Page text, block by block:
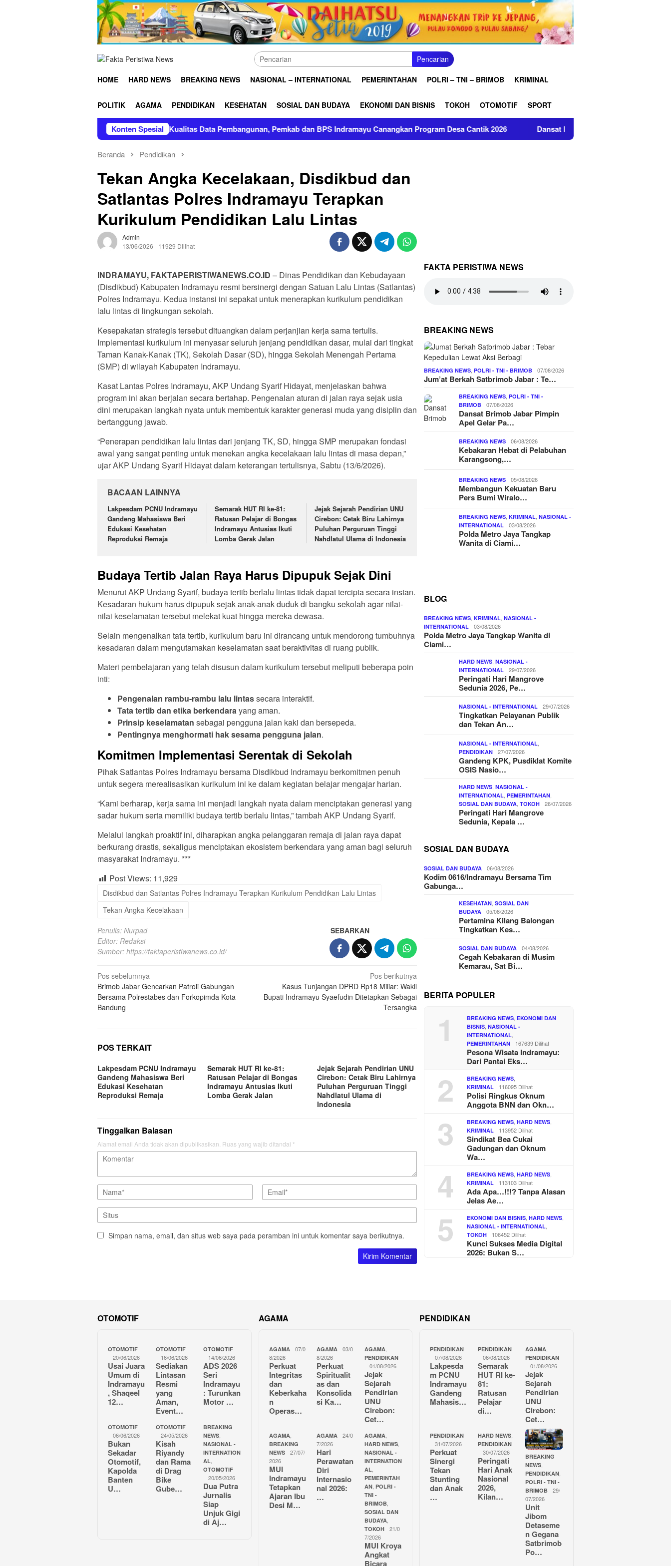
Pencarian
HOME HARD NEWS BREAKING NEWS NASIONAL – INTERNATIONAL PEMERINTAHAN POLRI – TNI – BRIMOB KRIMINAL
POLITIK AGAMA PENDIDIKAN KESEHATAN SOSIAL DAN BUDAYA EKONOMI DAN BISNIS TOKOH OTOMOTIF SPORT
Konten Spesial
Tingkatkan Kualitas Data Pembangunan, Pemkab dan BPS Indramayu Canangkan Program Desa Cantik 2026 Dansat Brimob Polda Jabar Amankan Nobar Final
Beranda Pendidikan
Tekan Angka Kecelakaan, Disdikbud dan
Satlantas Polres Indramayu Terapkan
Kurikulum Pendidikan Lalu Lintas
Admin
13/06/2026
11929 Dilihat
INDRAMAYU, FAKTAPERISTIWANEWS.CO.ID – Dinas Pendidikan dan Kebudayaan
(Disdikbud) Kabupaten Indramayu resmi bersinergi dengan Satuan Lalu Lintas (Satlantas)
Polres Indramayu. Kedua instansi ini sepakat untuk menerapkan kurikulum pendidikan
lalu lintas di lingkungan sekolah.
Kesepakatan strategis tersebut dituangkan dalam perjanjian kerja sama tertulis.
Implementasi kurikulum ini menyasar seluruh jenjang pendidikan dasar, mulai dari tingkat
Taman Kanak-Kanak (TK), Sekolah Dasar (SD), hingga Sekolah Menengah Pertama
(SMP) di wilayah Kabupaten Indramayu.
Kasat Lantas Polres Indramayu, AKP Undang Syarif Hidayat, menjelaskan bahwa
program ini akan berjalan secara bertahap. Pengenalan aturan di jalan raya sejak usia
dini merupakan langkah nyata untuk membentuk karakter generasi muda yang disiplin dan
bertanggung jawab.
“Penerapan pendidikan lalu lintas dari jenjang TK, SD, hingga SMP merupakan fondasi
awal yang sangat penting untuk menekan angka kecelakaan lalu lintas di masa depan,”
ujar AKP Undang Syarif Hidayat dalam keterangan tertulisnya, Sabtu (13/6/2026).
BACAAN LAINNYA
Lakpesdam PCNU Indramayu
Gandeng Mahasiswa Beri
Edukasi Kesehatan
Reproduksi Remaja
Semarak HUT RI ke-81:
Ratusan Pelajar di Bongas
Indramayu Antusias Ikuti
Lomba Gerak Jalan
Jejak Sejarah Pendirian UNU
Cirebon: Cetak Biru Lahirnya
Puluhan Perguruan Tinggi
Nahdlatul Ulama di Indonesia
Budaya Tertib Jalan Raya Harus Dipupuk Sejak Dini
Menurut AKP Undang Syarif, budaya tertib berlalu lintas tidak dapat tercipta secara instan.
Kesadaran hukum harus dipupuk sejak anak-anak duduk di bangku sekolah agar nilai-
nilai keselamatan tersebut melekat kuat hingga mereka dewasa.
Selain mengenalkan tata tertib, kurikulum baru ini dirancang untuk mendorong tumbuhnya
kesadaran dalam mengutamakan keselamatan saat beraktivitas di ruang publik.
Materi pembelajaran yang telah disusun dalam kurikulum tersebut meliputi beberapa poin
inti:
Pengenalan rambu-rambu lalu lintassecara interaktif.
Tata tertib dan etika berkendarayang aman.
Prinsip keselamatan sebagai pengguna jalan kaki dan bersepeda.
Pentingnya menghormati hak sesama pengguna jalan.
Komitmen Implementasi Serentak di Sekolah
Pihak Satlantas Polres Indramayu bersama Disdikbud Indramayu berkomitmen penuh
untuk segera merealisasikan kurikulum ini ke dalam kegiatan belajar mengajar harian.
“Kami berharap, kerja sama ini menjadi langkah nyata dalam menciptakan generasi yang
sadar hukum serta memiliki budaya tertib berlalu lintas,” tambah AKP Undang Syarif.
Melalui langkah proaktif ini, diharapkan angka pelanggaran remaja di jalan raya dapat
berkurang drastis, sekaligus menciptakan ekosistem berkendara yang aman bagi seluruh
masyarakat Indramayu. ***
Post Views: 11,929
Disdikbud dan Satlantas Polres Indramayu Terapkan Kurikulum Pendidikan Lalu Lintas
Tekan Angka Kecelakaan
Penulis: Nurpad
Editor: Redaksi
Sumber: https://faktaperistiwanews.co.id/
SEBARKAN
Navigasi
pos
Pos sebelumnya
Brimob Jabar Gencarkan Patroli Gabungan
Bersama Polrestabes dan Forkopimda Kota
Bandung
Pos berikutnya
Kasus Tunjangan DPRD Rp18 Miliar: Wakil
Bupati Indramayu Syaefudin Ditetapkan Sebagai
Tersangka
POS TERKAIT
Lakpesdam PCNU Indramayu
Gandeng Mahasiswa Beri
Edukasi Kesehatan
Reproduksi Remaja
Semarak HUT RI ke-81:
Ratusan Pelajar di Bongas
Indramayu Antusias Ikuti
Lomba Gerak Jalan
Jejak Sejarah Pendirian UNU
Cirebon: Cetak Biru Lahirnya
Puluhan Perguruan Tinggi
Nahdlatul Ulama di
Indonesia
Tinggalkan Balasan
Alamat email Anda tidak akan dipublikasikan. Ruas yang wajib ditandai *
Simpan nama, email, dan situs web saya pada peramban ini untuk komentar saya berikutnya.
FAKTA PERISTIWA NEWS
BREAKING NEWS
BREAKING NEWS ,POLRI - TNI - BRIMOB 07/08/2026
Jum’at Berkah Satbrimob Jabar : Te…
BREAKING NEWS ,POLRI - TNI -
BRIMOB
07/08/2026
Dansat Brimob Jabar Pimpin
Apel Gelar Pa…
BREAKING NEWS 06/08/2026
Kebakaran Hebat di Pelabuhan
Karangsong,…
BREAKING NEWS 05/08/2026
Membangun Kekuatan Baru
Pers Bumi Wiralo…
BREAKING NEWS ,KRIMINAL ,NASIONAL -
INTERNATIONAL
03/08/2026
Polda Metro Jaya Tangkap
Wanita di Ciami…
BLOG
BREAKING NEWS ,KRIMINAL ,NASIONAL -
INTERNATIONAL
03/08/2026
Polda Metro Jaya Tangkap Wanita di
Ciami…
HARD NEWS ,NASIONAL -
INTERNATIONAL
29/07/2026
Peringati Hari Mangrove
Sedunia 2026, Pe…
NASIONAL - INTERNATIONAL 29/07/2026
Tingkatkan Pelayanan Publik
dan Tekan An…
NASIONAL - INTERNATIONAL
PENDIDIKAN 27/07/2026
Gandeng KPK, Pusdiklat Komite
OSIS Nasio…
HARD NEWS ,NASIONAL -
INTERNATIONAL ,PEMERINTAHAN
SOSIAL DAN BUDAYA ,TOKOH 26/07/2026
Peringati Hari Mangrove
Sedunia, Kepala …
SOSIAL DAN BUDAYA
SOSIAL DAN BUDAYA 06/08/2026
Kodim 0616/Indramayu Bersama Tim
Gabunga…
KESEHATAN ,SOSIAL DAN
BUDAYA
05/08/2026
Pertamina Kilang Balongan
Tingkatkan Kes…
SOSIAL DAN BUDAYA 04/08/2026
Cegah Kebakaran di Musim
Kemarau, Sat Bi…
BERITA POPULER
1 BREAKING NEWS ,EKONOMI DAN
BISNIS ,NASIONAL -
INTERNATIONAL
PEMERINTAHAN 167639 Dilihat
Pesona Wisata Indramayu:
Dari Pantai Eks…
2 BREAKING NEWS
KRIMINAL 116095 Dilihat
Polisi Ringkus Oknum
Anggota BNN dan Okn…
3 BREAKING NEWS ,HARD NEWS
KRIMINAL 113952 Dilihat
Sindikat Bea Cukai
Gadungan dan Oknum
Wa…
4 BREAKING NEWS ,HARD NEWS
KRIMINAL 113103 Dilihat
Ada Apa…!!!? Tanpa Alasan
Jelas Ae…
5 EKONOMI DAN BISNIS ,HARD NEWS
NASIONAL - INTERNATIONAL
TOKOH 106452 Dilihat
Kunci Sukses Media Digital
2026: Bukan S…
OTOMOTIF
OTOMOTIF
20/06/2026
Usai Juara
Umum di
Indramayu
, Shaqeel
12…
OTOMOTIF
16/06/2026
Sediakan
Lintasan
Resmi
yang
Aman,
Event…
OTOMOTIF
14/06/2026
ADS 2026
Seri
Indramayu
: Turunkan
Motor …
OTOMOTIF
06/06/2026
Bukan
Sekadar
Otomotif,
Kapolda
Banten
U…
OTOMOTIF
24/05/2026
Kisah
Riyandy
dan Rama
di Drag
Bike
Gube…
BREAKING
NEWS
NASIONAL -
INTERNATION
AL
OTOMOTIF
20/05/2026
Dua Putra
Jurnalis
Siap
Unjuk Gigi
di Aj…
AGAMA
AGAMA
07/0
8/2026
Perkuat
Integritas
dan
Keberkaha
n
Operas…
AGAMA
03/0
8/2026
Perkuat
Spiritualit
as dan
Konsolida
si Ka…
AGAMA,
PENDIDIKAN
01/08/2026
Jejak
Sejarah
Pendirian
UNU
Cirebon:
Cet…
AGAMA,
BREAKING
NEWS
27/07/
2026
MUI
Indramayu
Tetapkan
Ajaran Ibu
Desi M…
AGAMA
24/0
7/2026
Hari
Perawatan
Diri
Internasio
nal 2026:
…
AGAMA,
HARD NEWS,
NASIONAL -
INTERNATION
AL
PEMERINTAH
AN, POLRI -
TNI -
BRIMOB,
SOSIAL DAN
BUDAYA,
TOKOH
21/0
7/2026
MUI Kroya
Angkat
Bicara
PENDIDIKAN
PENDIDIKAN
07/08/2026
Lakpesda
m PCNU
Indramayu
Gandeng
Mahasis…
PENDIDIKAN
06/08/2026
Semarak
HUT RI ke-
81:
Ratusan
Pelajar
di…
AGAMA
PENDIDIKAN
01/08/2026
Jejak
Sejarah
Pendirian
UNU
Cirebon:
Cet…
PENDIDIKAN
31/07/2026
Perkuat
Sinergi
Tekan
Stunting
dan Anak
…
HARD NEWS,
PENDIDIKAN
30/07/2026
Peringati
Hari Anak
Nasional
2026,
Kilan…
BREAKING
NEWS,
PENDIDIKAN,
POLRI - TNI -
BRIMOB
29/
07/2026
Unit
Jibom
Detaseme
n Gegana
Satbrimob
Po…